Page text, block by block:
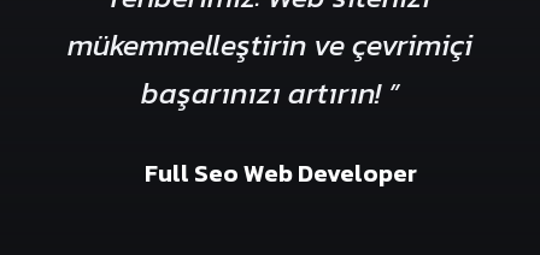
mükemmelleştirin ve çevrimiçi
başarınızı artırın! ”
Full Seo Web Developer
Full Seo Web Developer